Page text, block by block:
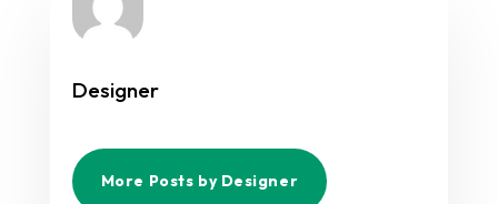
Designer
More Posts by Designer